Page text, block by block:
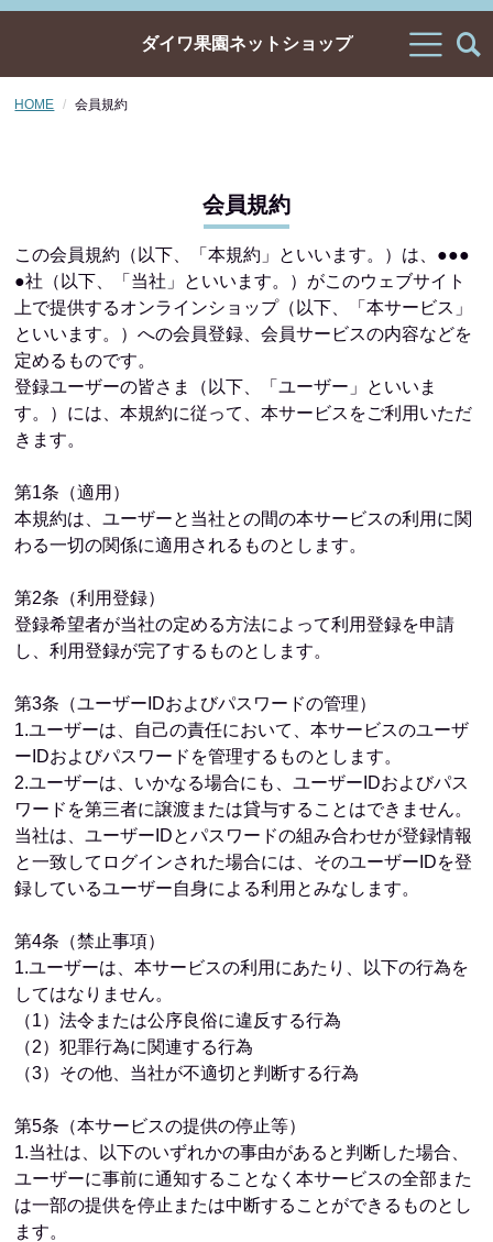
ダイワ果園ネットショップ
HOME 会員規約
会員規約
この会員規約（以下、「本規約」といいます。）は、●●●
●社（以下、「当社」といいます。）がこのウェブサイト
上で提供するオンラインショップ（以下、「本サービス」
といいます。）への会員登録、会員サービスの内容などを
定めるものです。
登録ユーザーの皆さま（以下、「ユーザー」といいま
す。）には、本規約に従って、本サービスをご利用いただ
きます。
第1条（適用）
本規約は、ユーザーと当社との間の本サービスの利用に関
わる一切の関係に適用されるものとします。
第2条（利用登録）
登録希望者が当社の定める方法によって利用登録を申請
し、利用登録が完了するものとします。
第3条（ユーザーIDおよびパスワードの管理）
1.ユーザーは、自己の責任において、本サービスのユーザ
ーIDおよびパスワードを管理するものとします。
2.ユーザーは、いかなる場合にも、ユーザーIDおよびパス
ワードを第三者に譲渡または貸与することはできません。
当社は、ユーザーIDとパスワードの組み合わせが登録情報
と一致してログインされた場合には、そのユーザーIDを登
録しているユーザー自身による利用とみなします。
第4条（禁止事項）
1.ユーザーは、本サービスの利用にあたり、以下の行為を
してはなりません。
（1）法令または公序良俗に違反する行為
（2）犯罪行為に関連する行為
（3）その他、当社が不適切と判断する行為
第5条（本サービスの提供の停止等）
1.当社は、以下のいずれかの事由があると判断した場合、
ユーザーに事前に通知することなく本サービスの全部また
は一部の提供を停止または中断することができるものとし
ます。